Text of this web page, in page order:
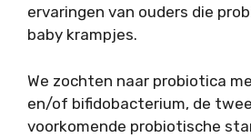
ervaringen van ouders die
baby krampjes.
We zochten naar probiotica
en/of bifidobacterium, de
voorkomende probiotische